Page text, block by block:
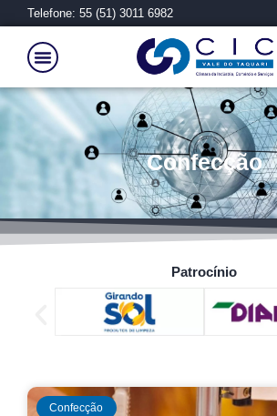
Telefone: 55 (51) 3011 6982
Confecção
Patrocínio
Confecção